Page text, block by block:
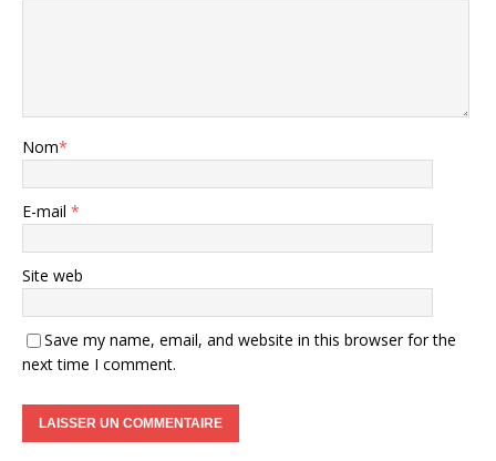
Nom*
E-mail *
Site web
Save my name, email, and website in this browser for the
next time I comment.